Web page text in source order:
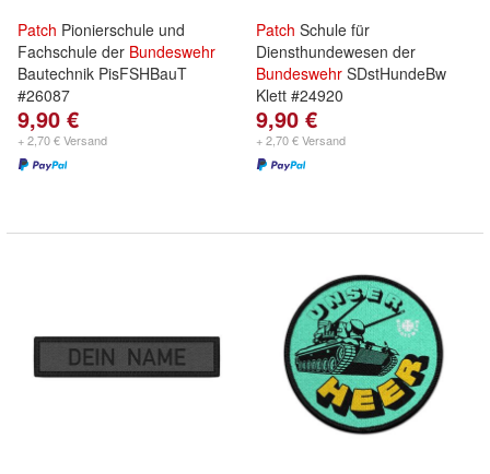
Patch Pionierschule und
Fachschule der Bundeswehr
Bautechnik PisFSHBauT
#26087
9,90 €
+ 2,70 € Versand
Patch Schule für
Diensthundewesen der
Bundeswehr SDstHundeBw
Klett #24920
9,90 €
+ 2,70 € Versand